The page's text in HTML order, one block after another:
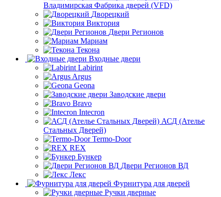
Владимирская Фабрика дверей (VFD)
Дворецкий
Виктория
Двери Регионов
Мариам
Текона
Входные двери
Labirint
Argus
Geona
Заводские двери
Bravo
Intecron
АСД (Ателье
Стальных Дверей)
Termo-Door
REX
Бункер
Двери Регионов ВД
Лекс
Фурнитура для дверей
Ручки дверные